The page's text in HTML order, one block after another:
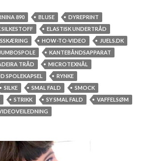
890 BLUSE
DYREPRINT
SILKESTOFF
ELASTISK UNDERTRÅD
HOW-TO-VIDEO
JUELS.DK
JUMBOSPOLE
KANTEBÅNDSAPPARAT
TRÅD
MICROTEXNÅL
SPOLEKAPSEL
RYNKE
SILKE SMAL FALD
SMOCK
STRIKK SY SMAL FALD
VAFFELSØM